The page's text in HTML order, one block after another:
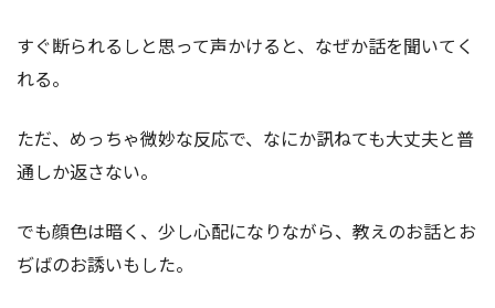
すぐ断られるしと思って声かけると、なぜか話を聞いてく
れる。
ただ、めっちゃ微妙な反応で、なにか訊ねても大丈夫と普
通しか返さない。
でも顔色は暗く、少し心配になりながら、教えのお話とお
ぢばのお誘いもした。